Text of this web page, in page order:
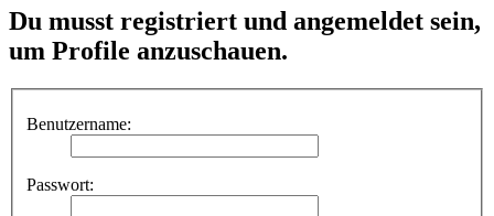
Du musst registriert und angemeldet sein,
um Profile anzuschauen.
Benutzername:
Passwort: